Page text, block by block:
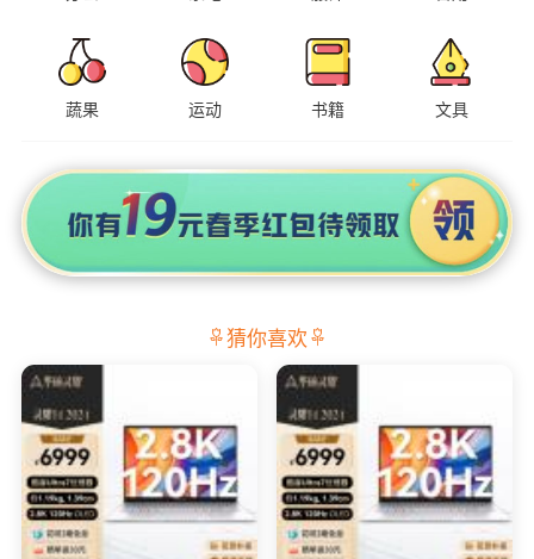
蔬果 运动 书籍 文具
猜你喜欢